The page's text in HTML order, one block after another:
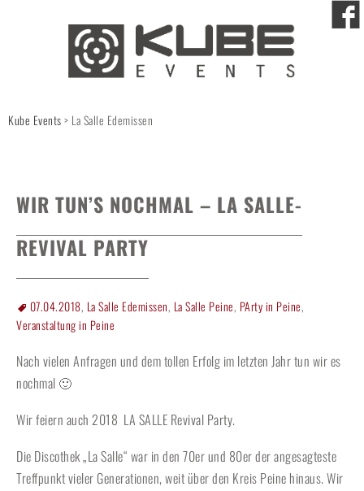
Kube Events> La Salle Edemissen
WIR TUN’S NOCHMAL – LA SALLE-
REVIVAL PARTY
07.04.2018, La Salle Edemissen, La Salle Peine, PArty in Peine,
Veranstaltung in Peine
Nach vielen Anfragen und dem tollen Erfolg im letzten Jahr tun wir es
nochmal 🙂
Wir feiern auch 2018 LA SALLE Revival Party.
Die Discothek „La Salle“ war in den 70er und 80er der angesagteste
Treffpunkt vieler Generationen, weit über den Kreis Peine hinaus. Wir